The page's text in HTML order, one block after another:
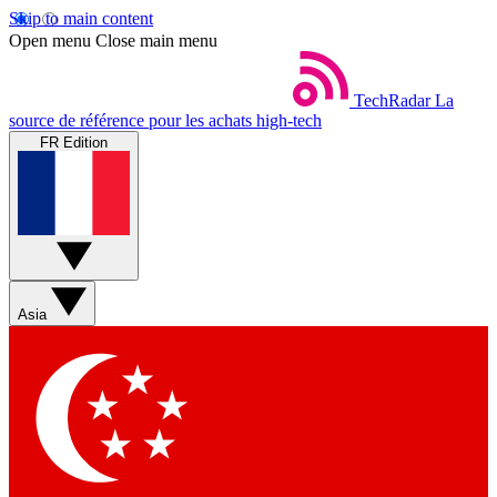
Skip to main content
Open menu Close main menu
TechRadar La
source de référence pour les achats high-tech
FR Edition
Asia